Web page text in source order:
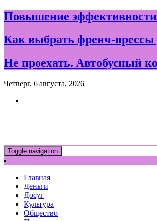
Skip
to
Повышение эффективности
Как выбрать френч-прессы
Не проехать. Автобусный
Четверг, 6 августа, 2026
Toggle navigation
Главная
Деньги
Досуг
Культура
Общество